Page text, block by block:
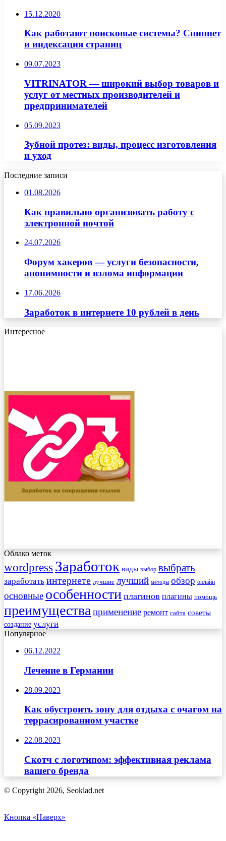
15.12.2020
Как работают поисковые системы? Сниппет
и индексация страниц
09.07.2023
VITRINATOR — широкий выбор товаров и
услуг от местных производителей и
предпринимателей
05.09.2023
Зубной протез: виды, процесс изготовления
и уход
Последние записи
01.08.2026
Как правильно организовать работу с
электронной почтой
24.07.2026
Форум хакеров — услуги безопасности,
анонимности и взлома информации
17.06.2026
Заработок в интернете 10 рублей в день
Интересное
Облако меток
wordpress Заработок виды выбор выбрать
заработать интернете лучшие лучший методы обзор онлайн
основные особенности плагинов плагины помощь
преимущества применение ремонт сайта советы
создание услуги
Популярное
06.12.2022
Лечение в Германии
28.09.2023
Как обустроить зону для отдыха с очагом на
террасированном участке
22.08.2023
Скотч с логотипом: эффективная реклама
вашего бренда
© Copyright 2026, Seoklad.net
Кнопка «Наверх»